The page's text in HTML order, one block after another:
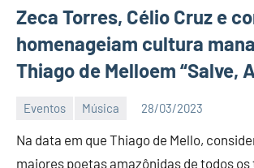
Zeca Torres, Célio Cruz e
homenageiam cultura
Thiago de Melloem “Salve,
Eventos Música 28/03/2023
D
Nit
Na data em que Thiago de Mello,
maiores poetas amazônidas de todos os